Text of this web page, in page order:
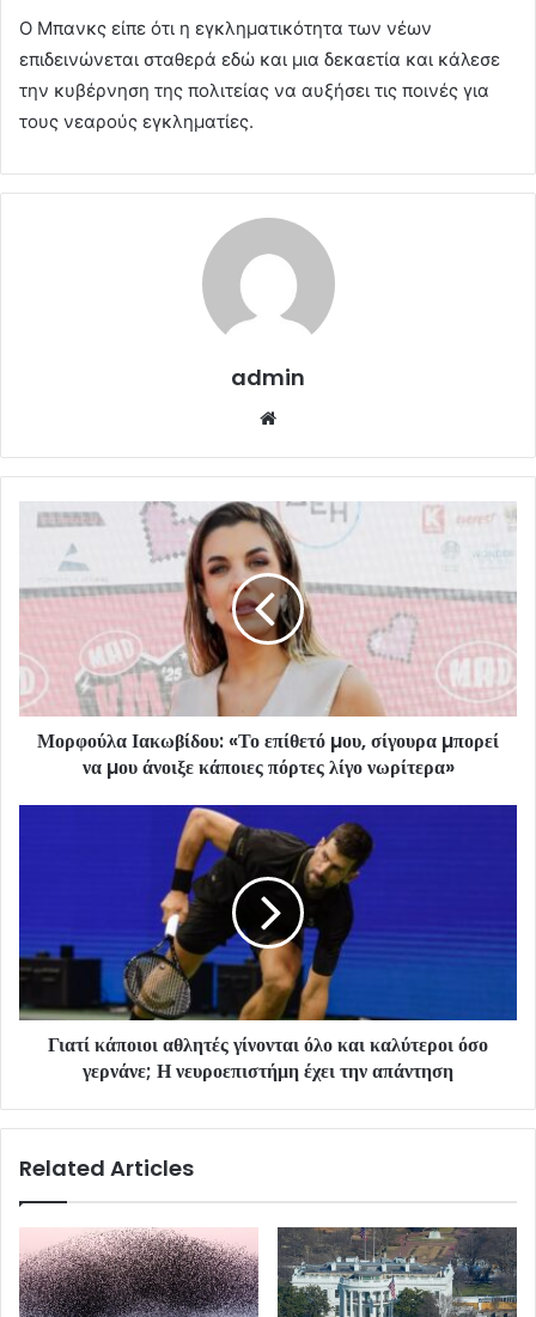
Ο Μπανκς είπε ότι η εγκληματικότητα των νέων
επιδεινώνεται σταθερά εδώ και μια δεκαετία και κάλεσε
την κυβέρνηση της πολιτείας να αυξήσει τις ποινές για
τους νεαρούς εγκληματίες.
admin
Μορφούλα Ιακωβίδου: «Το επίθετό µου, σίγουρα µπορεί
να µου άνοιξε κάποιες πόρτες λίγο νωρίτερα»
Γιατί κάποιοι αθλητές γίνονται όλο και καλύτεροι όσο
γερνάνε; Η νευροεπιστήμη έχει την απάντηση
Related Articles